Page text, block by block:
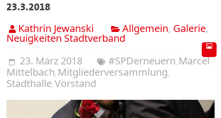
23.3.2018
Kathrin Jewanski Allgemein, Galerie,
Neuigkeiten Stadtverband
23. März 2018
#SPDerneuern, Marcel
Mittelbach, Mitgliederversammlung,
Stadthalle, Vorstand